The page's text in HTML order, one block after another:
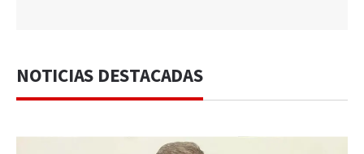
NOTICIAS DESTACADAS